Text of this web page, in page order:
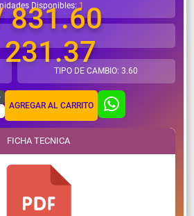
Disponibles:1
831.60
TIPO DE CAMBIO: 3.60
AGREGAR AL CARRITO
FICHA TECNICA